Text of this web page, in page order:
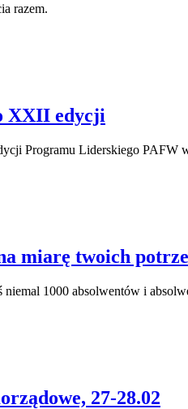
razem.
XXII edycji
Programu Liderskiego
miarę twoich
1000 absolwentów i
27-28.02